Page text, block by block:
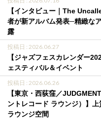
【インタビュー｜The
者が新アルバム発表─精緻な
露
投稿日 : 2026.06.27
【ジャズフェスカレンダー
ェスティバル＆イベント
投稿日 : 2026.06.26
【東京・西荻窪／
ントレコード ラウンジ）】
ラウンジ空間